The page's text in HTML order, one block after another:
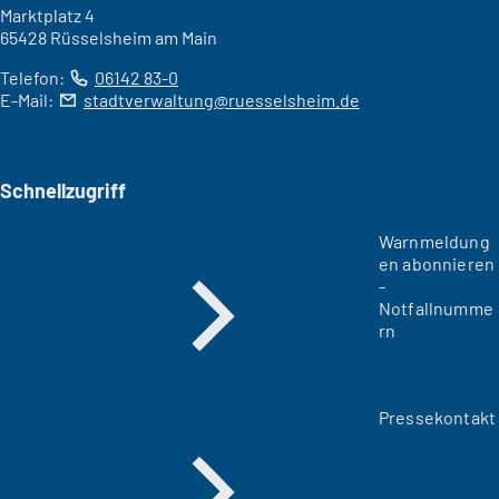
Marktplatz 4
65428 Rüsselsheim am Main
Telefon:
06142 83-0
E-Mail:
stadtverwaltung ruesselsheim de
Schnellzugriff
Warnmeldung
en abonnieren
-
Notfallnumme
rn
Pressekontakt